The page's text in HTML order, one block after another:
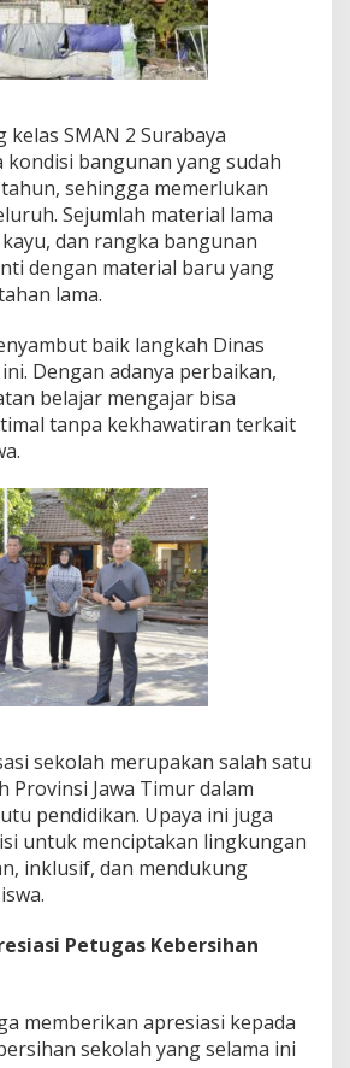
e
l
a
j
L
e
b
i
h
A
m
a
kelas SMAN 2 Surabaya
bangunan yang sudah
sehingga memerlukan
Sejumlah material lama
dan rangka bangunan
dengan material baru yang
lama.
baik langkah Dinas
Dengan adanya perbaikan,
belajar mengajar bisa
tanpa kekhawatiran terkait
sekolah merupakan salah satu
Provinsi Jawa Timur dalam
pendidikan. Upaya ini juga
untuk menciptakan lingkungan
inklusif, dan mendukung
Petugas Kebersihan
memberikan apresiasi kepada
sekolah yang selama ini